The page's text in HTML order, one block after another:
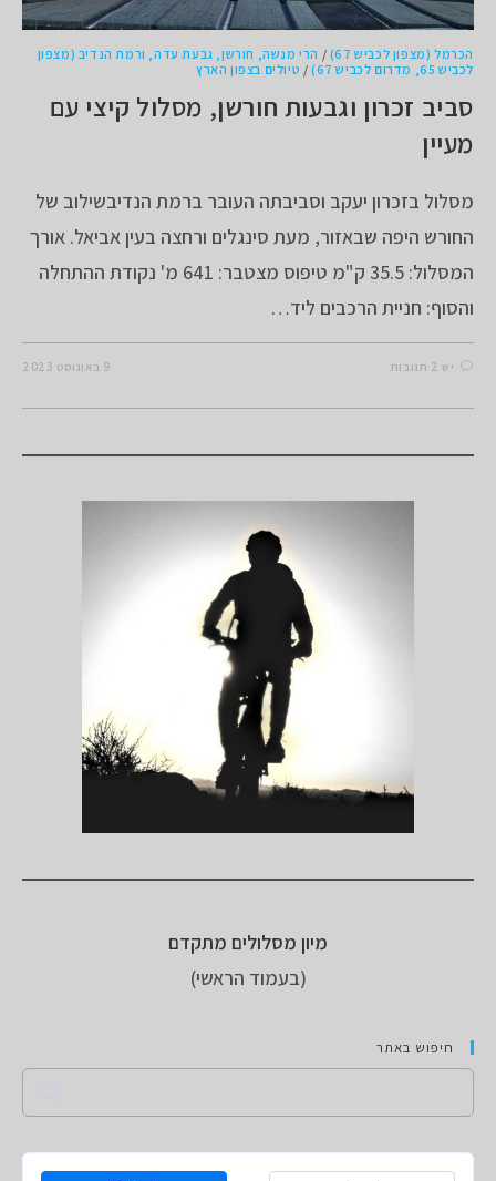
הכרמל (מצפון לכביש 67) / הרי מנשה, חורשן, גבעת עדה, ורמת הנדיב (מצפון
לכביש 65, מדרום לכביש 67)
/ טיולים בצפון הארץ
סביב זכרון וגבעות חורשן, מסלול קיצי עם
מעיין
מסלול בזכרון יעקב וסביבתה העובר ברמת הנדיבשילוב של
החורש היפה שבאזור, מעת סינגלים ורחצה בעין אביאל. אורך
המסלול: 35.5 ק"מ טיפוס מצטבר: 641 מ' נקודת ההתחלה
והסוף: חניית הרכבים ליד…
יש 2 תגובות 9 באוגוסט 2023
מיון מסלולים מתקדם
(בעמוד הראשי)
חיפוש באתר